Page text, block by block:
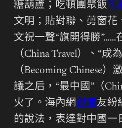
糖葫蘆；吃頓團聚飯包
文明；貼對聯、剪窗花
文祝一聲“旗開得勝”……
（China Travel）、“成
（Becoming Chinese
議之后，“最中國”（
火了。海內網包養友紛
的說法，表達對中國一